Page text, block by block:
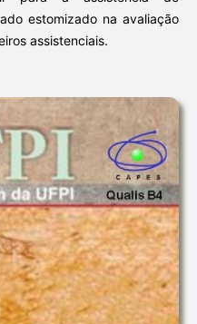
estomizado na avaliação
assistenciais.